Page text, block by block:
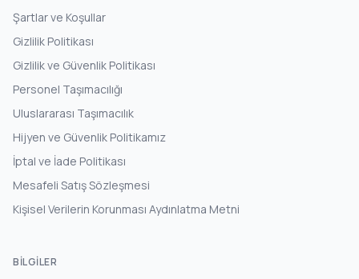
Şartlar ve Koşullar
Gizlilik Politikası
Gizlilik ve Güvenlik Politikası
Personel Taşımacılığı
Uluslararası Taşımacılık
Hijyen ve Güvenlik Politikamız
İptal ve İade Politikası
Mesafeli Satış Sözleşmesi
Kişisel Verilerin Korunması Aydınlatma Metni
BILGILER